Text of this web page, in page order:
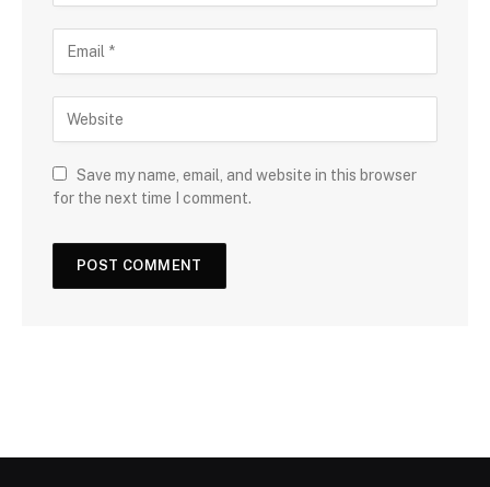
Save my name, email, and website in this browser
for the next time I comment.